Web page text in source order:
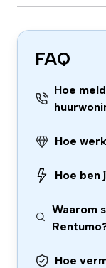
FAQ
Hoe
Hoe
Hoe ben
Waarom
Hoe